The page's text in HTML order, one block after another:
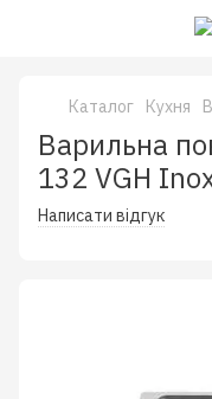
Каталог Кухня
Варильна
132 VGH
Написати відгук